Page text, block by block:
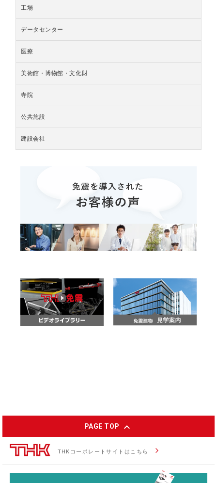
工場
データセンター
医療
美術館・博物館・文化財
寺院
公共施設
建設会社
PAGE TOP expand_less
THKコーポレートサイトはこちら arrow_forward_ios